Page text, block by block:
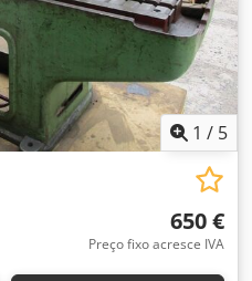
1 / 5
650 €
Preço fixo acresce IVA